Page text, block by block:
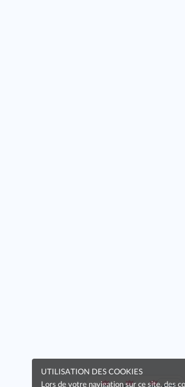
UTILISATION DES COOKIES
Lors de votre navigation sur ce site, des